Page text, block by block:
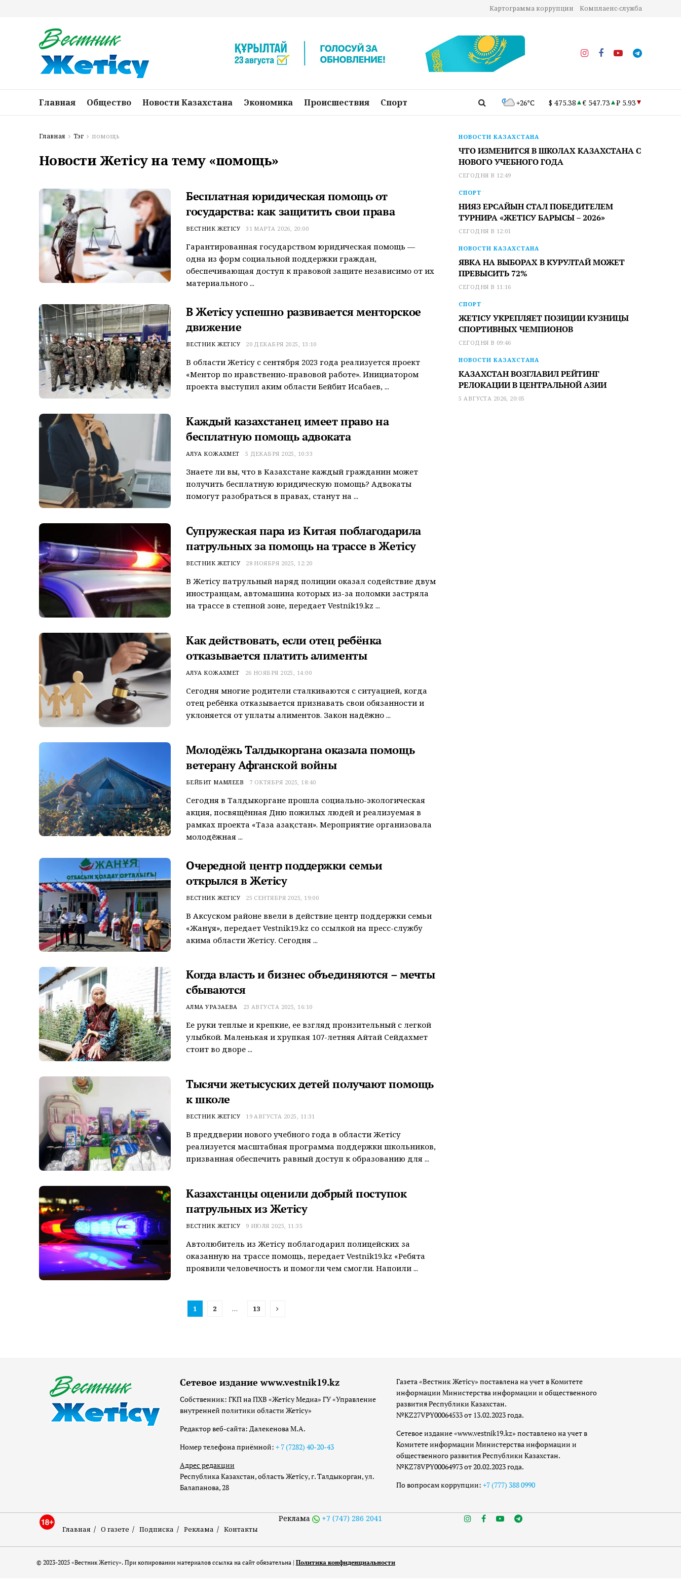
Картограмма коррупции Комплаенс-служба
Главная Общество Новости Казахстана Экономика Происшествия Спорт +26°C $ 475.38 € 547.73 ₽ 5.93
Главная Тэг помощь
Новости Жетісу на тему «помощь»
Бесплатная юридическая помощь от
государства: как защитить свои права
ВЕСТНИК ЖЕТІСУ 31 МАРТА 2026, 20:00
Гарантированная государством юридическая помощь —
одна из форм социальной поддержки граждан,
обеспечивающая доступ к правовой защите независимо от их
материального ...
В Жетісу успешно развивается менторское
движение
ВЕСТНИК ЖЕТІСУ 20 ДЕКАБРЯ 2025, 13:10
В области Жетісу с сентября 2023 года реализуется проект
«Ментор по нравственно-правовой работе». Инициатором
проекта выступил аким области Бейбит Исабаев, ...
Каждый казахстанец имеет право на
бесплатную помощь адвоката
АЛУА КОЖАХМЕТ 5 ДЕКАБРЯ 2025, 10:33
Знаете ли вы, что в Казахстане каждый гражданин может
получить бесплатную юридическую помощь? Адвокаты
помогут разобраться в правах, станут на ...
Супружеская пара из Китая поблагодарила
патрульных за помощь на трассе в Жетiсу
ВЕСТНИК ЖЕТІСУ 28 НОЯБРЯ 2025, 12:20
В Жетiсу патрульный наряд полиции оказал содействие двум
иностранцам, автомашина которых из-за поломки застряла
на трассе в степной зоне, передает Vestnik19.kz ...
Как действовать, если отец ребёнка
отказывается платить алименты
АЛУА КОЖАХМЕТ 26 НОЯБРЯ 2025, 14:00
Сегодня многие родители сталкиваются с ситуацией, когда
отец ребёнка отказывается признавать свои обязанности и
уклоняется от уплаты алиментов. Закон надёжно ...
Молодёжь Талдыкоргана оказала помощь
ветерану Афганской войны
БЕЙБИТ МАМЛЕЕВ 7 ОКТЯБРЯ 2025, 18:40
Сегодня в Талдыкоргане прошла социально-экологическая
акция, посвящённая Дню пожилых людей и реализуемая в
рамках проекта «Таза Қазақстан». Мероприятие организовала
молодёжная ...
Очередной центр поддержки семьи
открылся в Жетiсу
ВЕСТНИК ЖЕТІСУ 25 СЕНТЯБРЯ 2025, 19:00
В Аксуском районе ввели в действие центр поддержки семьи
«Жанұя», передает Vestnik19.kz со ссылкой на пресс-службу
акима области Жетісу. Сегодня ...
Когда власть и бизнес объединяются – мечты
сбываются
АЛМА УРАЗАЕВА 23 АВГУСТА 2025, 16:10
Ее руки теплые и крепкие, ее взгляд пронзительный с легкой
улыбкой. Маленькая и хрупкая 107-летняя Айтай Сейдахмет
стоит во дворе ...
Тысячи жетысуских детей получают помощь
к школе
ВЕСТНИК ЖЕТІСУ 19 АВГУСТА 2025, 11:31
В преддверии нового учебного года в области Жетісу
реализуется масштабная программа поддержки школьников,
призванная обеспечить равный доступ к образованию для ...
Казахстанцы оценили добрый поступок
патрульных из Жетiсу
ВЕСТНИК ЖЕТІСУ 9 ИЮЛЯ 2025, 11:35
Автолюбитель из Жетiсу поблагодарил полицейских за
оказанную на трассе помощь, передает Vestnik19.kz «Ребята
проявили человечность и помогли чем смогли. Напоили ...
1 2 … 13
НОВОСТИ КАЗАХСТАНА
ЧТО ИЗМЕНИТСЯ В ШКОЛАХ КАЗАХСТАНА С
НОВОГО УЧЕБНОГО ГОДА
СЕГОДНЯ В 12:49
СПОРТ
НИЯЗ ЕРСАЙЫН СТАЛ ПОБЕДИТЕЛЕМ
ТУРНИРА «ЖЕТІСУ БАРЫСЫ – 2026»
СЕГОДНЯ В 12:01
НОВОСТИ КАЗАХСТАНА
ЯВКА НА ВЫБОРАХ В КУРУЛТАЙ МОЖЕТ
ПРЕВЫСИТЬ 72%
СЕГОДНЯ В 11:16
СПОРТ
ЖЕТІСУ УКРЕПЛЯЕТ ПОЗИЦИИ КУЗНИЦЫ
СПОРТИВНЫХ ЧЕМПИОНОВ
СЕГОДНЯ В 09:46
НОВОСТИ КАЗАХСТАНА
КАЗАХСТАН ВОЗГЛАВИЛ РЕЙТИНГ
РЕЛОКАЦИИ В ЦЕНТРАЛЬНОЙ АЗИИ
5 АВГУСТА 2026, 20:05
Сетевое издание www.vestnik19.kz
Собственник: ГКП на ПХВ «Жетісу Медиа» ГУ «Управление
внутренней политики области Жетісу»
Редактор веб-сайта: Далекенова М.А.
Номер телефона приёмной: + 7 (7282) 40-20-43
Адрес редакции
Республика Казахстан, область Жетісу, г. Талдыкорган, ул.
Балапанова, 28
Газета «Вестник Жетісу» поставлена на учет в Комитете
информации Министерства информации и общественного
развития Республики Казахстан.
№KZ27VPY00064533 от 13.02.2023 года.
Сетевое издание «www.vestnik19.kz» поставлено на учет в
Комитете информации Министерства информации и
общественного развития Республики Казахстан.
№KZ78VPY00064973 от 20.02.2023 года.
По вопросам коррупции: +7 (777) 388 0990
Главная О газете Подписка Реклама Контакты
Реклама +7 (747) 286 2041
© 2023-2025 «Вестник Жетісу». При копировании материалов ссылка на сайт обязательна | Политика конфиденциальности